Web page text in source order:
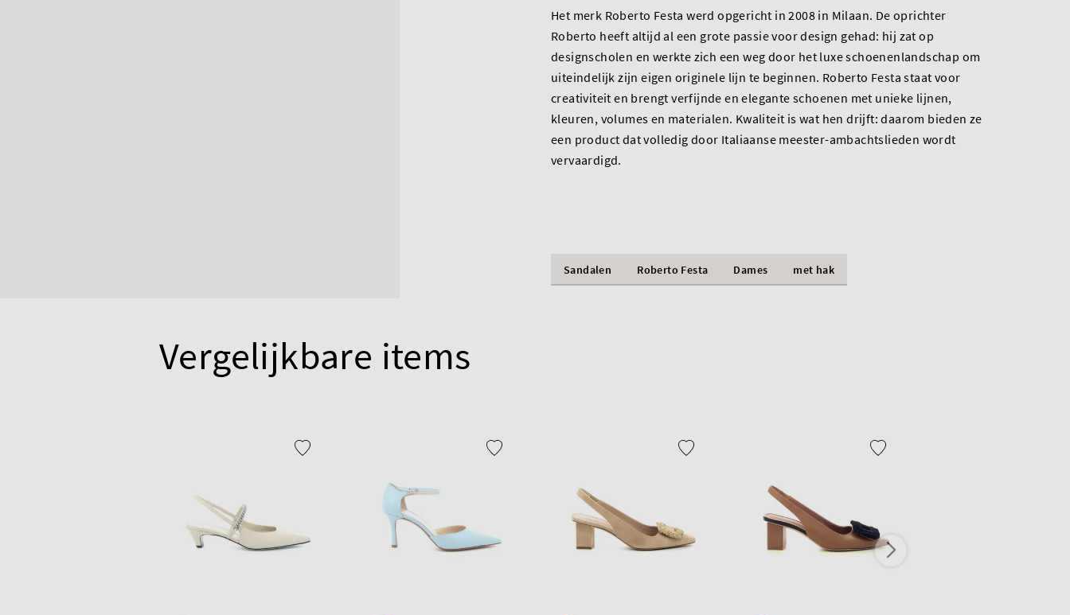
Het merk Roberto Festa werd opgericht in 2008 in Milaan. De oprichter
Roberto heeft altijd al een grote passie voor design gehad: hij zat op
designscholen en werkte zich een weg door het luxe schoenenlandschap om
uiteindelijk zijn eigen originele lijn te beginnen. Roberto Festa staat voor
creativiteit en brengt verfijnde en elegante schoenen met unieke lijnen,
kleuren, volumes en materialen. Kwaliteit is wat hen drijft: daarom bieden ze
een product dat volledig door Italiaanse meester-ambachtslieden wordt
vervaardigd.
Sandalen Roberto Festa Dames met hak
Vergelijkbare items